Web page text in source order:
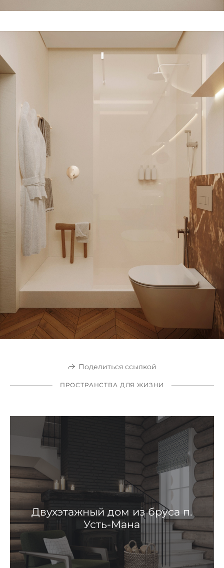
Поделиться ссылкой
ПРОСТРАНСТВА ДЛЯ ЖИЗНИ
Двухэтажный дом из бруса п.
Усть-Мана